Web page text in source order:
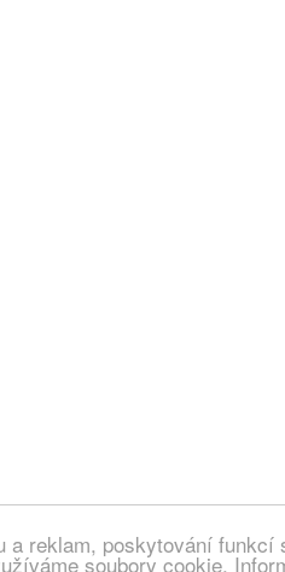
a reklam, poskytování
soubory cookie.